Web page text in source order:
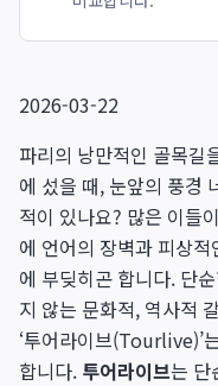
2026-03-22
파리의 낭만적인 골목길
에 섰을 때, 눈앞의 풍경
적이 있나요? 많은 이들
에 언어의 장벽과 피상
에 부딪히곤 합니다. 단
지 않는 문화적, 역사적
‘투어라이브(Tourlive)’
합니다. 투어라이브는 단